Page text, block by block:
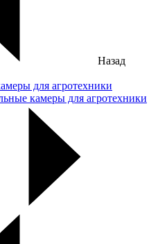
Назад
для агротехники
камеры для агротехники